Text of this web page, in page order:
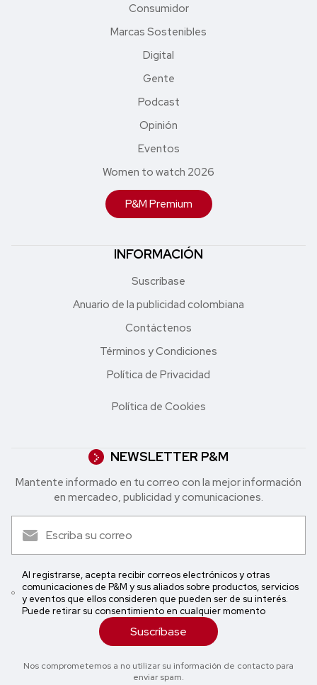
Consumidor
Marcas Sostenibles
Digital
Gente
Podcast
Opinión
Eventos
Women to watch 2026
P&M Premium
INFORMACIÓN
Suscríbase
Anuario de la publicidad colombiana
Contáctenos
Términos y Condiciones
Política de Privacidad
Política de Cookies
NEWSLETTER P&M
Mantente informado en tu correo con la mejor in formación
en mercadeo, publicidad y comunicaciones.
Al registrarse, acepta recibir correos electrónicos y otras
comunicaciones de P&M y sus aliados sobre productos, servicios
y eventos que ellos consideren que pueden ser de su interés.
Puede retirar su consentimiento en cualquier momento
Suscríbase
Nos comprometemos a no utilizar su información de contacto para
enviar spam.